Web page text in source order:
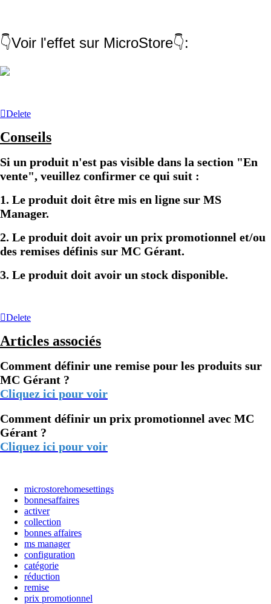
👇Voir l'effet sur MicroStore👇:
Delete
Conseils
Si un produit n'est pas visible dans la section "En
vente", veuillez confirmer ce qui suit :
1. Le produit doit être mis en ligne sur MS
Manager.
2. Le produit doit avoir un prix promotionnel et/ou
des remises définis sur MC Gérant.
3. Le produit doit avoir un stock disponible.
Delete
Articles associés
Comment définir une remise pour les produits sur
MC Gérant ?
Cliquez ici pour voir
Comment définir un prix promotionnel avec MC
Gérant ?
Cliquez ici pour voir
microstorehomesettings
bonnesaffaires
activer
collection
bonnes affaires
ms manager
configuration
catégorie
réduction
remise
prix promotionnel